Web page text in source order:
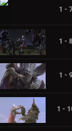
1 -
1 -
1 -
1 -